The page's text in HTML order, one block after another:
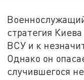
стратегия
ВСУ и к
Однако он
случившегося